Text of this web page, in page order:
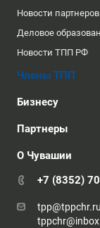
Новости партнеров
Деловое
Новости ТПП РФ
Члены ТПП
Бизнесу
Партнеры
О Чувашии
+7 (8352)
tpp@tppchr.ru